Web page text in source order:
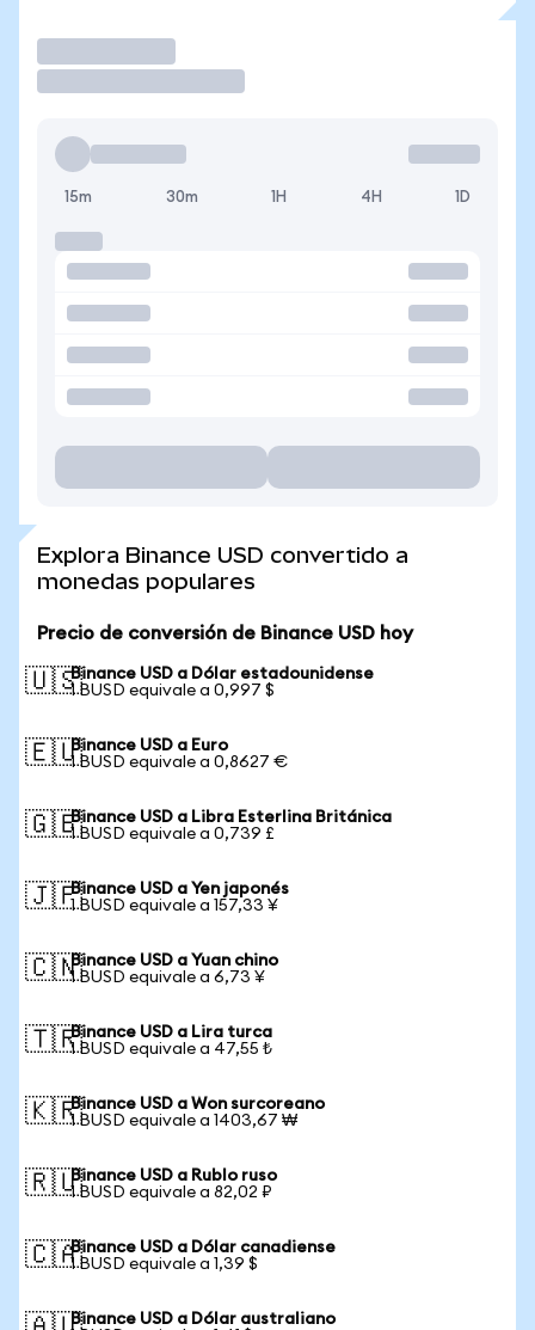
15m 30m 1H 4H 1D
Explora Binance USD convertido a
monedas populares
Precio de conversión de Binance USD hoy
🇺🇸Binance USD a Dólar estadounidense
1 BUSD equivale a 0,997 $
🇪🇺Binance USD a Euro
1 BUSD equivale a 0,8627 €
🇬🇧Binance USD a Libra Esterlina Británica
1 BUSD equivale a 0,739 £
🇯🇵Binance USD a Yen japonés
1 BUSD equivale a 157,33 ¥
🇨🇳Binance USD a Yuan chino
1 BUSD equivale a 6,73 ¥
🇹🇷Binance USD a Lira turca
1 BUSD equivale a 47,55 ₺
🇰🇷Binance USD a Won surcoreano
1 BUSD equivale a 1403,67 ₩
🇷🇺Binance USD a Rublo ruso
1 BUSD equivale a 82,02 ₽
🇨🇦Binance USD a Dólar canadiense
1 BUSD equivale a 1,39 $
Binance USD a Dólar australiano